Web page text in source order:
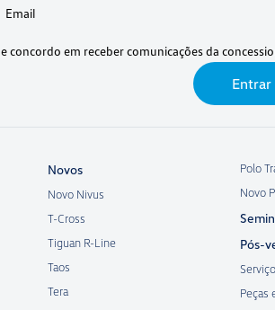
Email
e concordo em receber comunicações da
Novos
Novo Nivus
T-Cross
Tiguan R-Line
Taos
Tera
Polo
Novo
Pós-
Peças